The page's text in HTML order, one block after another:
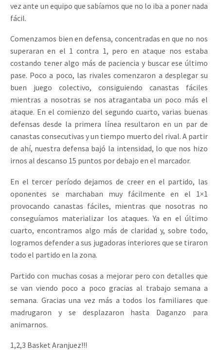
vez ante un equipo que sabíamos que no lo iba a poner nada
fácil.
Comenzamos bien en defensa, concentradas en que no nos
superaran en el 1 contra 1, pero en ataque nos estaba
costando tener algo más de paciencia y buscar ese último
pase. Poco a poco, las rivales comenzaron a desplegar su
buen juego colectivo, consiguiendo canastas fáciles
mientras a nosotras se nos atragantaba un poco más el
ataque. En el comienzo del segundo cuarto, varias buenas
defensas desde la primera línea resultaron en un par de
canastas consecutivas y un tiempo muerto del rival. A partir
de ahí, nuestra defensa bajó la intensidad, lo que nos hizo
irnos al descanso 15 puntos por debajo en el marcador.
En el tercer período dejamos de creer en el partido, las
oponentes se marchaban muy fácilmente en el 1×1
provocando canastas fáciles, mientras que nosotras no
conseguíamos materializar los ataques. Ya en el último
cuarto, encontramos algo más de claridad y, sobre todo,
logramos defender a sus jugadoras interiores que se tiraron
todo el partido en la zona.
Partido con muchas cosas a mejorar pero con detalles que
se van viendo poco a poco gracias al trabajo semana a
semana. Gracias una vez más a todos los familiares que
madrugaron y se desplazaron hasta Daganzo para
animarnos.
1,2,3 Basket Aranjuez!!!